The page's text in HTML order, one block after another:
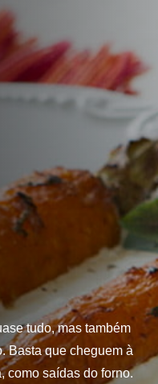
tudo, mas também
Basta que cheguem à
como saídas do forno.